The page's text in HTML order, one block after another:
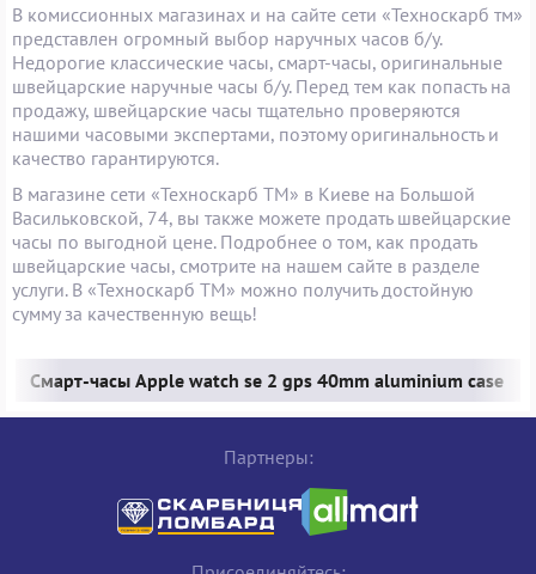
В комиссионных магазинах и на сайте сети «Техноскарб тм»
представлен огромный выбор наручных часов б/у.
Недорогие классические часы, смарт-часы, оригинальные
швейцарские наручные часы б/у. Перед тем как попасть на
продажу, швейцарские часы тщательно проверяются
нашими часовыми экспертами, поэтому оригинальность и
качество гарантируются.
В магазине сети «Техноскарб ТМ» в Киеве на Большой
Васильковской, 74, вы также можете продать швейцарские
часы по выгодной цене. Подробнее о том, как продать
швейцарские часы, смотрите на нашем сайте в разделе
услуги. В «Техноскарб ТМ» можно получить достойную
сумму за качественную вещь!
Смарт-часы Apple watch se 2 gps 40mm aluminium case
Партнеры: